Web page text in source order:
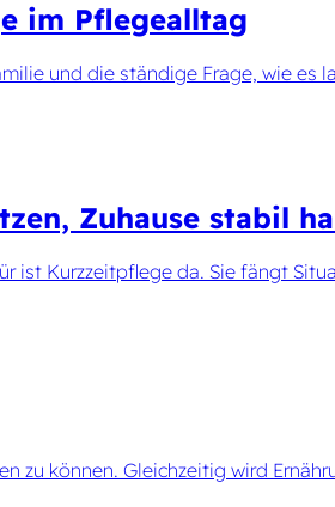
im Pflegealltag
und die ständige Frage, wie es
Zuhause stabil
ist Kurzzeitpflege da. Sie fängt
zu können. Gleichzeitig wird